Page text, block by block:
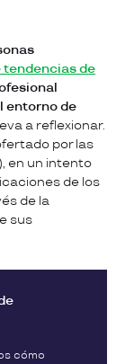
tendencias de
entorno de
a reflexionar.
por las
en un intento
de los
de la
sus
cómo